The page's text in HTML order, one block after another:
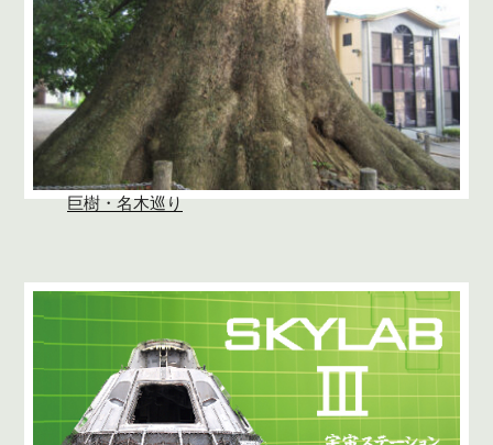
巨樹・名木巡り